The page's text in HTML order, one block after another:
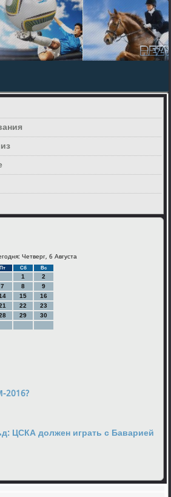
Четверг, 6 Августа
Пт Сб Вс
1
2
7 8
9
15
16
22
23
29
30
2016?
ЦСКА должен играть с Баварией